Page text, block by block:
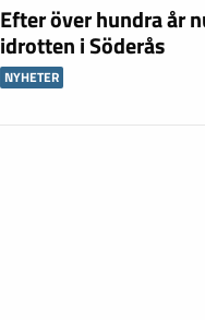
Efter över hundra år
idrotten i Söderås
NYHETER